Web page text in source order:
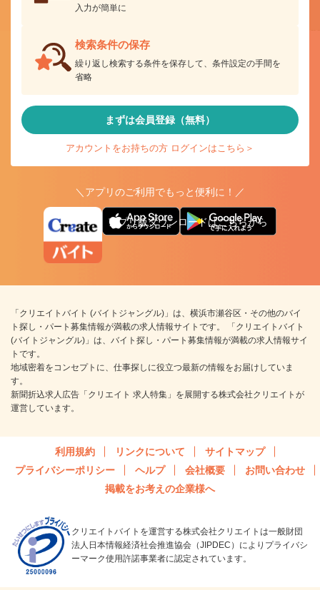
入力が簡単に
検索条件の保存
繰り返し検索する条件を保存して、条件設定の手間を
省略
まずは会員登録（無料）
アカウントをお持ちの方 ログインはこちら＞
＼アプリのご利用でもっと便利に！／
アプリ版ダウンロードはこちらから
「クリエイトバイト (バイトジャングル)」は、横浜市瀬谷区・その他のバイ
ト探し・パート募集情報が満載の求人情報サイトです。 「クリエイトバイト
(バイトジャングル)」は、バイト探し・パート募集情報が満載の求人情報サイ
トです。
地域密着をコンセプトに、仕事探しに役立つ最新の情報をお届けしていま
す。
新聞折込求人広告「クリエイト 求人特集」を展開する株式会社クリエイトが
運営しています。
利用規約 リンクについて
サイトマップ
プライバシーポリシー
ヘルプ 会社概要
お問い合わせ
掲載をお考えの企業様へ
クリエイトバイトを運営する株式会社クリエイトは一般財団
法人日本情報経済社会推進協会（JIPDEC）によりプライバシ
ーマーク使用許諾事業者に認定されています。